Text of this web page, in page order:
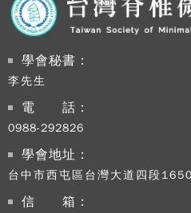
學會秘書：
李先生
電 話：
0988-292826
學會地址：
台中市西屯區台灣大道四段
信 箱：